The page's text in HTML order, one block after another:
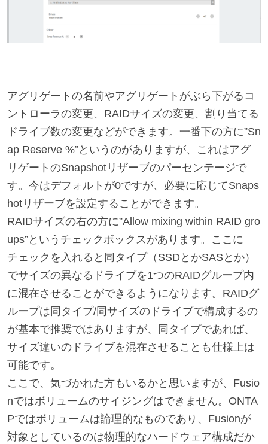
アグリゲートの名前やアグリゲートがぶら下がるコ
ントローラの変更、RAIDサイズの変更、割り当てる
ドライブ数の変更などができます。一番下の方に”Sn
ap Reserve %”というのがありますが、これはアグ
リゲートのSnapshotリザーブのパーセンテージで
す。今はデフォルトが0ですが、必要に応じてSnaps
hotリザーブを設定することができます。
RAIDサイズの右の方に”Allow mixing within RAID gro
ups”というチェックボックスがあります。ここに
チェックを入れると同タイプ（SSDとかSASとか）
でサイズの異なるドライブを1つのRAIDグループ内
に混在させることができるようになります。RAIDグ
ループは同タイプ/同サイズのドライブで構成するの
が基本で推奨ではありますが、同タイプであれば、
サイズ違いのドライブを混在させることも仕様上は
可能です。
ここで、気づかれた方もいるかと思いますが、Fusio
nではボリュームのサイジングはできません。ONTA
Pではボリュームは論理的なものであり、Fusionが
対象としているのは物理的なハードウェア構成だか